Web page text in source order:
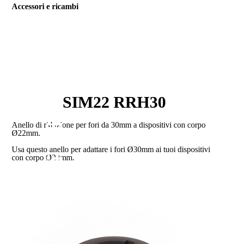
Accessori e ricambi
SIM22 RRH30
Anello di riduzione per fori da 30mm a dispositivi con corpo
Ø22mm.
Usa questo anello per adattare i fori Ø30mm ai tuoi dispositivi
con corpo Ø22mm.